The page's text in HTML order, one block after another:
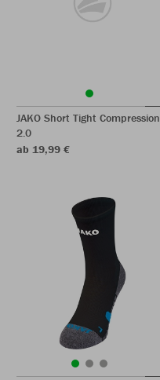
JAKO Short Tight Compression
2.0
ab 19,99 €